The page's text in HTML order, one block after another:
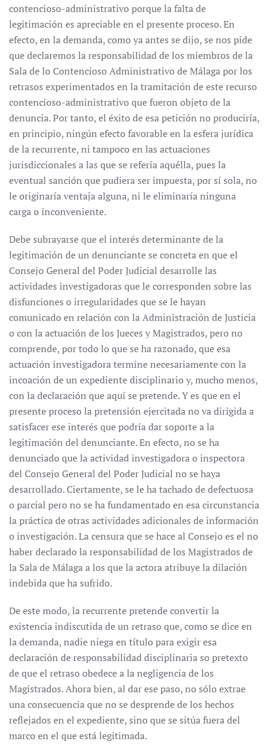
contencioso-administrativo porque la falta de
legitimación es apreciable en el presente proceso. En
efecto, en la demanda, como ya antes se dijo, se nos pide
que declaremos la responsabilidad de los miembros de la
Sala de lo Contencioso Administrativo de Málaga por los
retrasos experimentados en la tramitación de este recurso
contencioso-administrativo que fueron objeto de la
denuncia. Por tanto, el éxito de esa petición no produciría,
en principio, ningún efecto favorable en la esfera jurídica
de la recurrente, ni tampoco en las actuaciones
jurisdiccionales a las que se refería aquélla, pues la
eventual sanción que pudiera ser impuesta, por sí sola, no
le originaría ventaja alguna, ni le eliminaría ninguna
carga o inconveniente.
Debe subrayarse que el interés determinante de la
legitimación de un denunciante se concreta en que el
Consejo General del Poder Judicial desarrolle las
actividades investigadoras que le corresponden sobre las
disfunciones o irregularidades que se le hayan
comunicado en relación con la Administración de Justicia
o con la actuación de los Jueces y Magistrados, pero no
comprende, por todo lo que se ha razonado, que esa
actuación investigadora termine necesariamente con la
incoación de un expediente disciplinario y, mucho menos,
con la declaración que aquí se pretende. Y es que en el
presente proceso la pretensión ejercitada no va dirigida a
satisfacer ese interés que podría dar soporte a la
legitimación del denunciante. En efecto, no se ha
denunciado que la actividad investigadora o inspectora
del Consejo General del Poder Judicial no se haya
desarrollado. Ciertamente, se le ha tachado de defectuosa
o parcial pero no se ha fundamentado en esa circunstancia
la práctica de otras actividades adicionales de información
o investigación. La censura que se hace al Consejo es el no
haber declarado la responsabilidad de los Magistrados de
la Sala de Málaga a los que la actora atribuye la dilación
indebida que ha sufrido.
De este modo, la recurrente pretende convertir la
existencia indiscutida de un retraso que, como se dice en
la demanda, nadie niega en título para exigir esa
declaración de responsabilidad disciplinaria so pretexto
de que el retraso obedece a la negligencia de los
Magistrados. Ahora bien, al dar ese paso, no sólo extrae
una consecuencia que no se desprende de los hechos
reflejados en el expediente, sino que se sitúa fuera del
marco en el que está legitimada.